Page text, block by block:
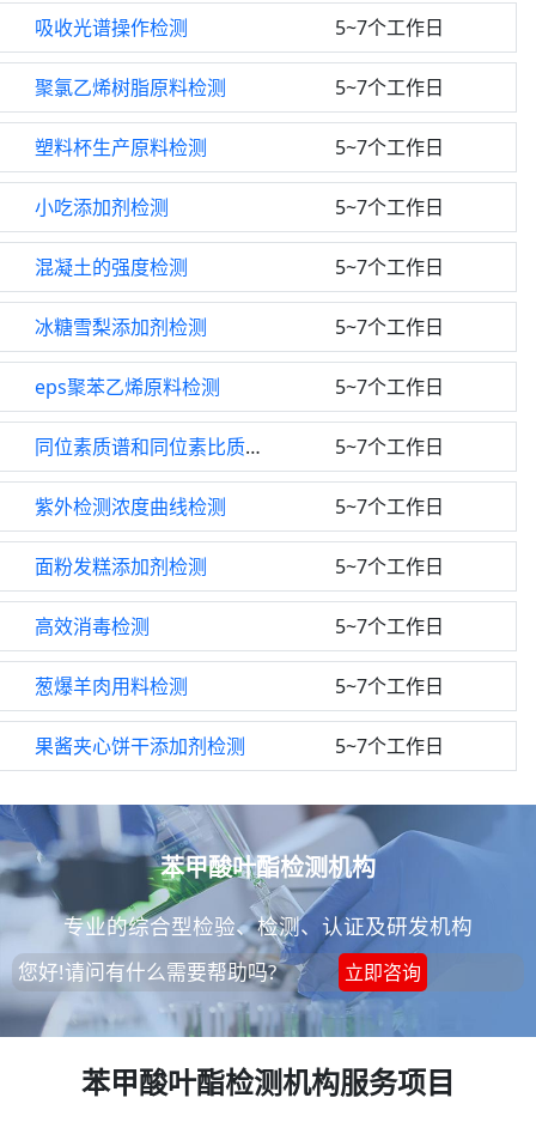
吸收光谱操作检测 5~7个工作日
聚氯乙烯树脂原料检测 5~7个工作日
塑料杯生产原料检测 5~7个工作日
小吃添加剂检测 5~7个工作日
混凝土的强度检测 5~7个工作日
冰糖雪梨添加剂检测 5~7个工作日
eps聚苯乙烯原料检测 5~7个工作日
同位素质谱和同位素比质谱检测 5~7个工作日
紫外检测浓度曲线检测 5~7个工作日
面粉发糕添加剂检测 5~7个工作日
高效消毒检测 5~7个工作日
葱爆羊肉用料检测 5~7个工作日
果酱夹心饼干添加剂检测 5~7个工作日
苯甲酸叶酯检测机构
专业的综合型检验、检测、认证及研发机构
您好!请问有什么需要帮助吗? 立即咨询
苯甲酸叶酯检测机构服务项目